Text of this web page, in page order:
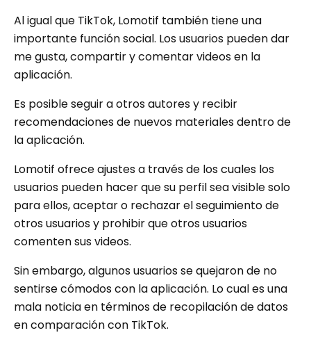
Al igual que TikTok, Lomotif también tiene una
importante función social. Los usuarios pueden dar
me gusta, compartir y comentar videos en la
aplicación.
Es posible seguir a otros autores y recibir
recomendaciones de nuevos materiales dentro de
la aplicación.
Lomotif ofrece ajustes a través de los cuales los
usuarios pueden hacer que su perfil sea visible solo
para ellos, aceptar o rechazar el seguimiento de
otros usuarios y prohibir que otros usuarios
comenten sus videos.
Sin embargo, algunos usuarios se quejaron de no
sentirse cómodos con la aplicación. Lo cual es una
mala noticia en términos de recopilación de datos
en comparación con TikTok.